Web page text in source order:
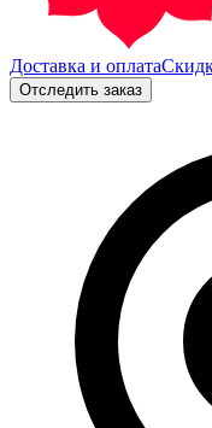
Доставка и оплата
Отследить заказ